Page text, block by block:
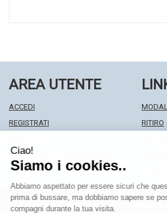
AREA UTENTE
ACCEDI
REGISTRATI
ISCRIZIONE ALLA NEWSLETTER
RITIRO
Farmacia Centrale Srl- Via Matteotti